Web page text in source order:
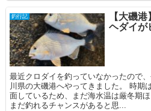
釣行記
【大磯
ヘダイが
最近クロダイを釣っていなかったので
川県の大磯港へやってきました。 時期
面しているため、まだ海水温は厳冬期
まだ釣れるチャンスがあると思...